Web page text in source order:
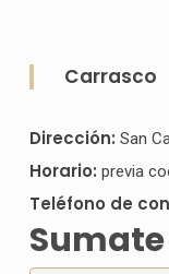
Carrasco
Dirección: San
Horario: previa
Teléfono de